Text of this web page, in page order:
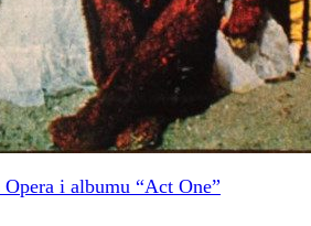
i albumu “Act One”